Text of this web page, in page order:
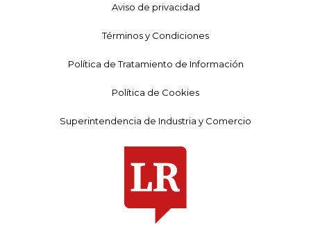
Aviso de privacidad
Términos y Condiciones
Política de Tratamiento de Información
Política de Cookies
Superintendencia de Industria y Comercio